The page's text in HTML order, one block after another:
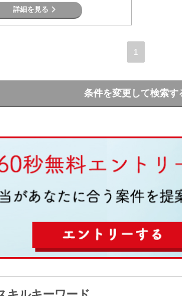
詳細を見る
1
条件を変更して検索す